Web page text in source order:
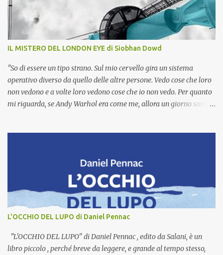
staccato da qualcuno, di esser parte di qualcosa di più grande;
decide quindi di scoprire la sua vera identità e parte alla ricerca di
se stesso . In effetti tutti quelli che incontra sono imponenti,
costituiti da un mosaico di colori e hanno nomi importanti:
Vive-Sulle-Montagne, Qu...
IL MISTERO DEL LONDON EYE di Siobhan Dowd
"So di essere un tipo strano. Sul mio cervello gira un sistema
operativo diverso da quello delle altre persone. Vedo cose che loro
non vedono e a volte loro vedono cose che io non vedo. Per quanto
mi riguarda, se Andy Warhol era come me, allora un giorno sarò
London Eye di Siobhan Dowd , edito da uovonero , è sicuramente
uno di questi. Trama avvincente, ritmo incalzante, scrittura diretta,
brillante e ironica; in quest'opera troviamo tutto: avventura,
mistero, famiglia, insicurezze, determinazione, coraggio e molto di
più. Ad accompagnarci in questo viaggio tra le strade di Londra e
anni diverso dagli altri - è lui stesso a dirlo - in...
L'OCCHIO DEL LUPO di Daniel Pennac
"L'OCCHIO DEL LUPO" di Daniel Pennac , edito da Salani, è un
libro piccolo , perché breve da leggere, e grande al tempo stesso,